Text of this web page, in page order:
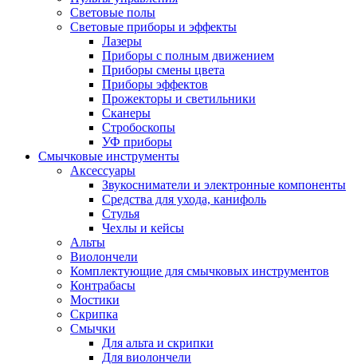
Световые полы
Световые приборы и эффекты
Лазеры
Приборы с полным движением
Приборы смены цвета
Приборы эффектов
Прожекторы и светильники
Сканеры
Стробоскопы
УФ приборы
Смычковые инструменты
Аксессуары
Звукосниматели и электронные компоненты
Средства для ухода, канифоль
Стулья
Чехлы и кейсы
Альты
Виолончели
Комплектующие для смычковых инструментов
Контрабасы
Мостики
Скрипка
Смычки
Для альта и скрипки
Для виолончели